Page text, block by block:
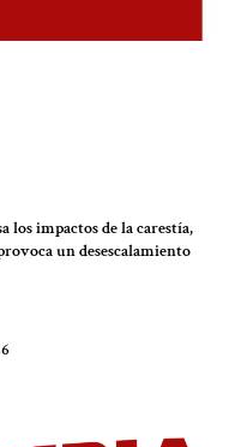
los impactos de la carestía,
un desescalamiento